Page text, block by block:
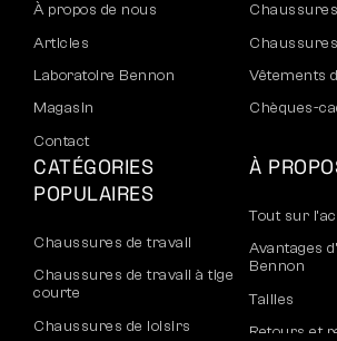
À propos de nous
Articles
Laboratoire Bennon
Magasin
Contact
Vêtements
Chèques-
CATÉGORIES
POPULAIRES
Chaussures de travail
Chaussures de travail à tige
courte
Chaussures de loisirs
À
Tout sur
Avantages
Bennon
Tailles
Retours et